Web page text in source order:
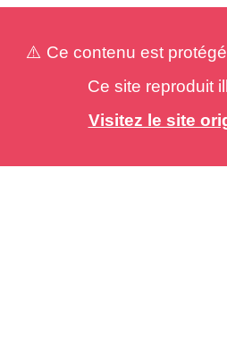
⚠️ Ce contenu est
Ce site reproduit
Visitez le site